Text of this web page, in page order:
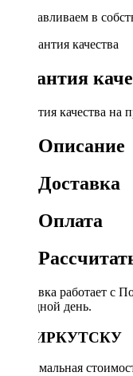
Устанавливаем в
Гарантия
Гарантия качества
Описание
Доставка
Оплата
Доставка работает с
выходной день.
ПО ИРКУТСКУ
Минимальная